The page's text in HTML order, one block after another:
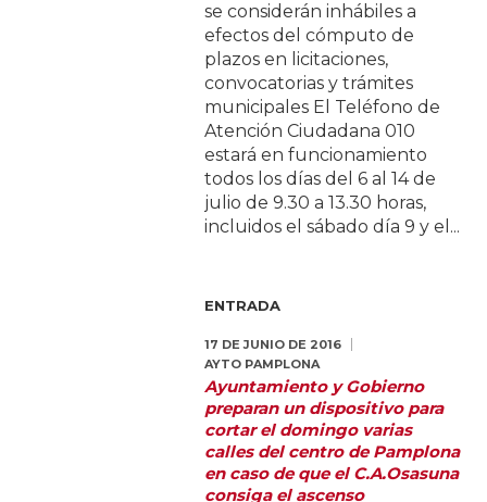
se considerán inhábiles a
efectos del cómputo de
plazos en licitaciones,
convocatorias y trámites
municipales El Teléfono de
Atención Ciudadana 010
estará en funcionamiento
todos los días del 6 al 14 de
julio de 9.30 a 13.30 horas,
incluidos el sábado día 9 y el...
ENTRADA
17 DE JUNIO DE 2016
AYTO PAMPLONA
Ayuntamiento y Gobierno
preparan un dispositivo para
cortar el domingo varias
calles del centro de Pamplona
en caso de que el C.A.Osasuna
consiga el ascenso